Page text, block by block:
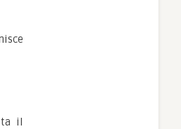
il